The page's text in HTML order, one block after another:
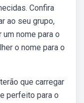
Confira
ao seu grupo,
nome para o
o nome para o
que carregar
perfeito para o